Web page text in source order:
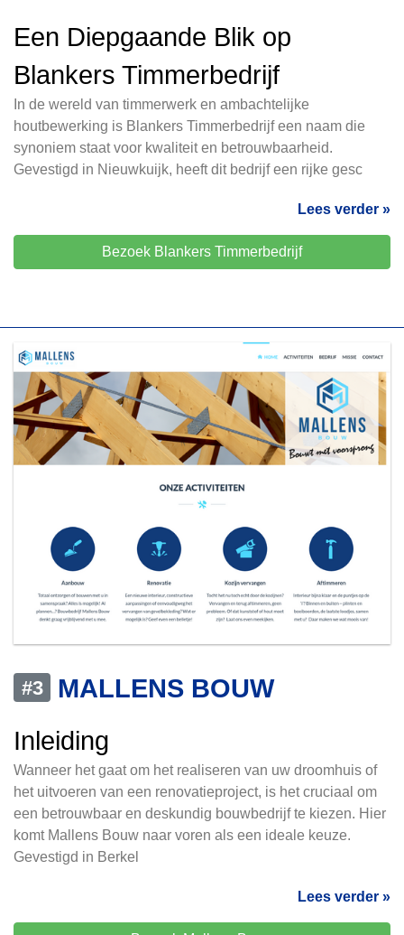
Een Diepgaande Blik op
Blankers Timmerbedrijf
In de wereld van timmerwerk en ambachtelijke
houtbewerking is Blankers Timmerbedrijf een naam die
synoniem staat voor kwaliteit en betrouwbaarheid.
Gevestigd in Nieuwkuijk, heeft dit bedrijf een rijke gesc
Lees verder »
Bezoek Blankers Timmerbedrijf
#3
MALLENS BOUW
Inleiding
Wanneer het gaat om het realiseren van uw droomhuis of
het uitvoeren van een renovatieproject, is het cruciaal om
een betrouwbaar en deskundig bouwbedrijf te kiezen. Hier
komt Mallens Bouw naar voren als een ideale keuze.
Gevestigd in Berkel
Lees verder »